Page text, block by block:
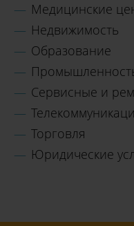
Медицинские
Недвижимость
Образование
Сервисные и
Торговля
Юридические